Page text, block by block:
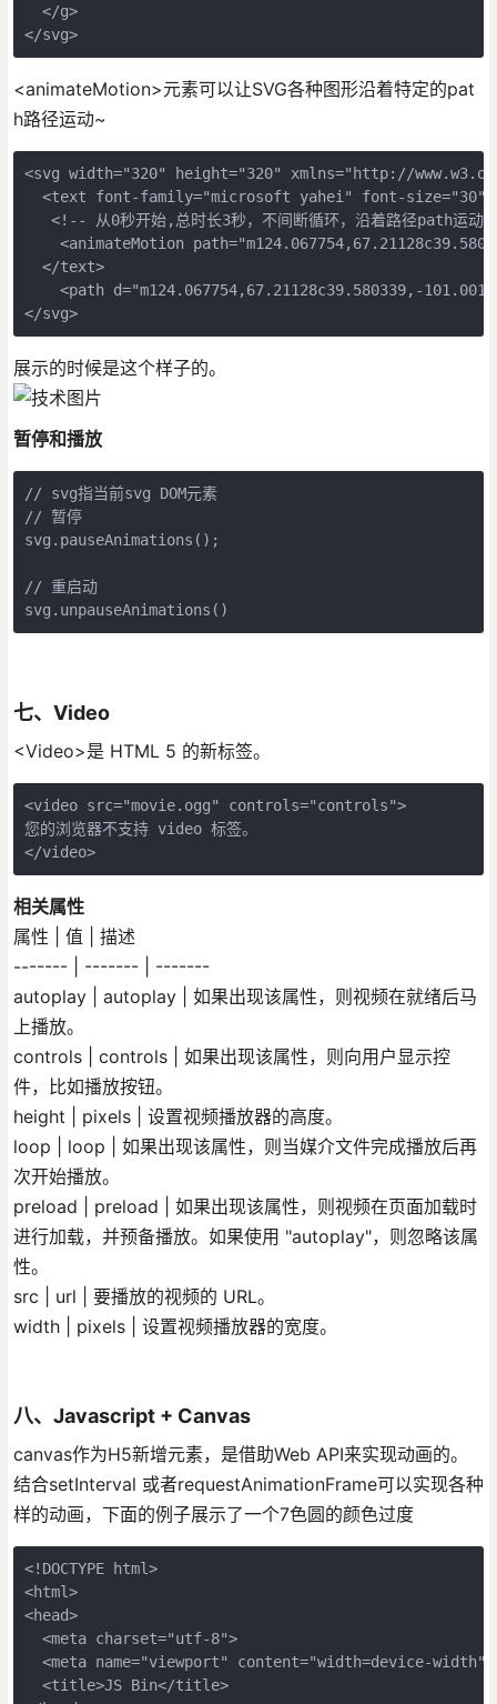
  </g>
</svg>
<animateMotion>元素可以让SVG各种图形沿着特定的pat
h路径运动~
<svg width="320" height="320" xmlns="http://
<text font-family="microsoft yahei" font-size="30"
<!-- 从0秒开始,总时长3秒，不间断循环，沿着路径path运动
<animateMotion
  </text>
<path d="m124.067754,67.21128c39.580339,-
</svg>
展示的时候是这个样子的。
暂停和播放
// svg指当前svg DOM元素
// 暂停
svg.pauseAnimations();
// 重启动
svg.unpauseAnimations()
七、Video
<Video>是 HTML 5 的新标签。
<video src="movie.ogg" controls="controls">
您的浏览器不支持 video 标签。
</video>
相关属性
属性 | 值 | 描述
------- | ------- | -------
autoplay | autoplay | 如果出现该属性，则视频在就绪后马
上播放。
controls | controls | 如果出现该属性，则向用户显示控
件，比如播放按钮。
height | pixels | 设置视频播放器的高度。
loop | loop | 如果出现该属性，则当媒介文件完成播放后再
次开始播放。
preload | preload | 如果出现该属性，则视频在页面加载时
进行加载，并预备播放。如果使用 "autoplay"，则忽略该属
性。
src | url | 要播放的视频的 URL。
width | pixels | 设置视频播放器的宽度。
八、Javascript + Canvas
canvas作为H5新增元素，是借助Web API来实现动画的。
结合setInterval 或者requestAnimationFrame可以实现各种
样的动画，下面的例子展示了一个7色圆的颜色过度
<!DOCTYPE html>
<html>
<head>
  <meta charset="utf-8">
  <meta name="viewport" content="width=device-width">
  <title>JS Bin</title>